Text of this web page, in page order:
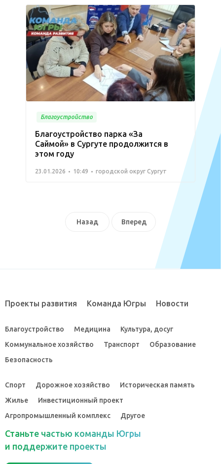
Благоустройство
Благоустройство парка «За
Саймой» в Сургуте продолжится в
этом году
23.01.2026 10:49 городской округ Сургут
Назад Вперед
Проекты развития Команда Югры Новости
Благоустройство Медицина
Культура, досуг
Коммунальное хозяйство
Транспорт
Образование
Безопасность
Спорт Дорожное хозяйство
Историческая память
Жилье
Инвестиционный проект
Агропромышленный комплекс
Другое
Станьте частью команды Югры
и поддержите проекты